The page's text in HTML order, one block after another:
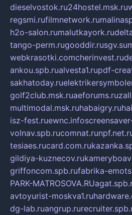
dieselvostok.ru24hostel.msk.ru
regsmi.rufilmnetwork.ru
h2o-salon.rumalutkayork.ru
tango-perm.rugooddir.rusgv.su
webkrasotki.comcherinvest.ru
ankou.spb.rualvesta1.rupdf-
sakhatoday.ru
golf2club.msk.ruaeforums.ru
multimodal.msk.ruhabaigry.ru
isz-fest.ruewnc.info
volnav.spb.rucomnat.ru
tesiaes.rucard.com.ru
gildiya-kuznecov.ru
griffoncom.spb.rufabrika-
PARK-MATROSOVA.RU
avtoyurist-moskva1.ru
dg-lab.ruangrup.ru